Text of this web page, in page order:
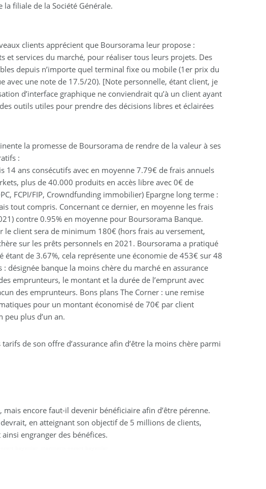
la filiale de la Société Générale.
clients apprécient que Boursorama leur propose :
et services du marché, pour réaliser tous leurs projets. Des
depuis n’importe quel terminal fixe ou mobile (1er prix du
avec une note de 17.5/20). [Note personnelle, étant client, je
d’interface graphique ne conviendrait qu’à un client ayant
outils utiles pour prendre des décisions libres et éclairées
la promesse de Boursorama de rendre de la valeur à ses
:
ans consécutifs avec en moyenne 7.79€ de frais annuels
plus de 40.000 produits en accès libre avec 0€ de
FCPI/FIP, Crowndfunding immobilier) Epargne long terme :
tout compris. Concernant ce dernier, en moyenne les frais
contre 0.95% en moyenne pour Boursorama Banque.
client sera de minimum 180€ (hors frais au versement,
sur les prêts personnels en 2021. Boursorama a pratiqué
de 3.67%, cela représente une économie de 453€ sur 48
banque la moins chère du marché en assurance
emprunteurs, le montant et la durée de l’emprunt avec
des emprunteurs. Bons plans The Corner : une remise
pour un montant économisé de 70€ par client
plus d’un an.
de son offre d’assurance afin d’être la moins chère parmi
encore faut-il devenir bénéficiaire afin d’être pérenne.
en atteignant son objectif de 5 millions de clients,
engranger des bénéfices.